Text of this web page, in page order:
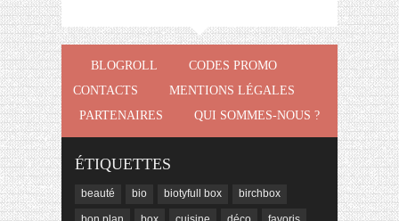
BLOGROLL
CODES PROMO
CONTACTS
MENTIONS LÉGALES
PARTENAIRES
QUI SOMMES-NOUS ?
ÉTIQUETTES
beauté bio biotyfull box birchbox